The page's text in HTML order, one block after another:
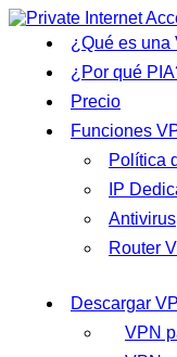
¿Qué es una
¿Por qué
Precio
Funciones
Política
IP
Antivirus
Router
Descargar
VPN